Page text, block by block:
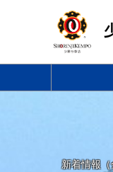
新着情報